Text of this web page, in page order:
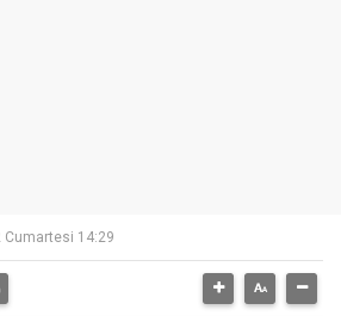
Cumartesi 14:29